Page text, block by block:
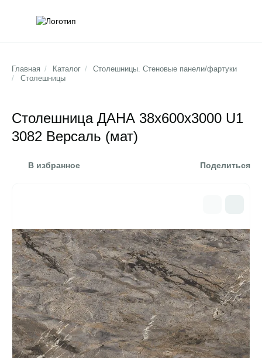
Главная / Каталог /
Столешницы. Стеновые панели/фартуки
/
Столешницы
Столешница ДАНА 38х600х3000 U1
3082 Версаль (мат)
В избранное Поделиться